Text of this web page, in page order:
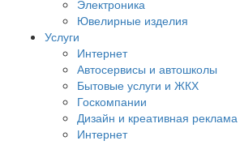
Электроника
Ювелирные изделия
Услуги
Интернет
Автосервисы и автошколы
Бытовые услуги и ЖКХ
Госкомпании
Дизайн и креативная реклама
Интернет